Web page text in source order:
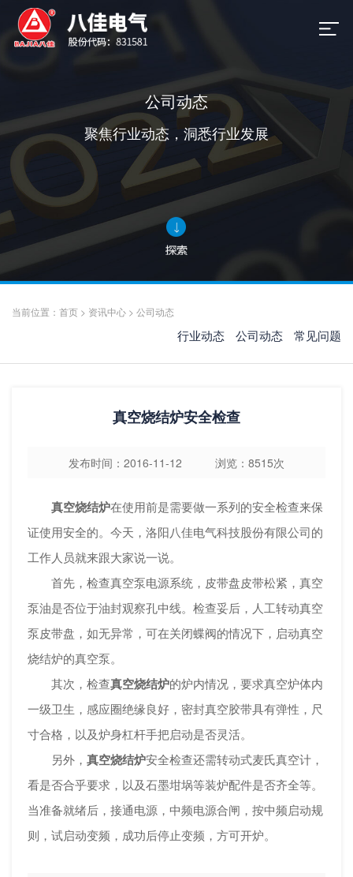
公司动态
聚焦行业动态，洞悉行业发展
当前位置： 首页 > 资讯中心 > 公司动态
行业动态 公司动态 常见问题
真空烧结炉安全检查
发布时间：2016-11-12 浏览：8515次
真空烧结炉在使用前是需要做一系列的安全检查来保
证使用安全的。今天，洛阳八佳电气科技股份有限公司的
工作人员就来跟大家说一说。
首先，检查真空泵电源系统，皮带盘皮带松紧，真空
泵油是否位于油封观察孔中线。检查妥后，人工转动真空
泵皮带盘，如无异常，可在关闭蝶阀的情况下，启动真空
烧结炉的真空泵。
其次，检查真空烧结炉的炉内情况，要求真空炉体内
一级卫生，感应圈绝缘良好，密封真空胶带具有弹性，尺
寸合格，以及炉身杠杆手把启动是否灵活。
另外， 真空烧结炉安全检查还需转动式麦氏真空计，
看是否合乎要求，以及石墨坩埚等装炉配件是否齐全等。
当准备就绪后，接通电源，中频电源合闸，按中频启动规
则，试启动变频，成功后停止变频，方可开炉。